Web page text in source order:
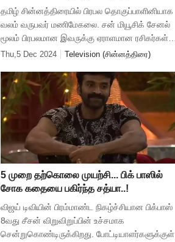
தமிழ் சின்னத்திரையில் பிரபல தொகுப்பாளினியாக
வலம் வருபவர் மணிமேகலை. சன் மியூசிக் சேனல்
மூலம் பிரபலமான இவருக்கு ஏராளமான ரசிகர்கள்
உள்ளனர். இவர் நடன கலைஞர் ஹூசேன் என்பவராய்
Thu,5 Dec 2024 Television (சின்னத்திரை)
5 முறை தற்கொலை முயற்சி... பிக் பாஸில்
சோக கதையை பகிர்ந்த சத்யா..!
விஜய் டிவியின் பிரம்மாண்ட நிகழ்ச்சியான பிக்பாஸ்
8வது சீசன் விறுவிறுப்பின் உச்சமாக
சென்றுகொண்டிருக்கிறது. போட்டியாளர்களுக்குள்